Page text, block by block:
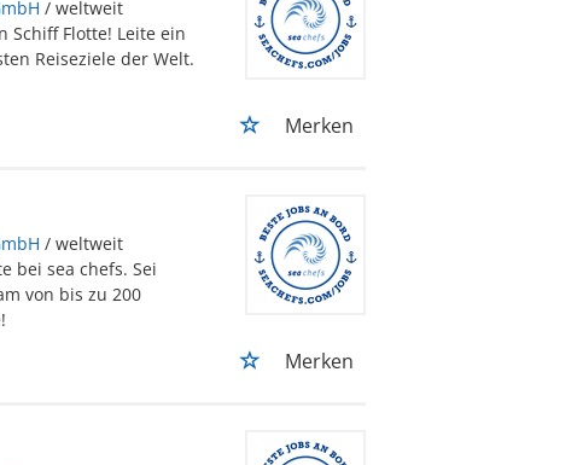
/ weltweit
Schiff Flotte! Leite ein
Reiseziele der Welt.
Merken
/ weltweit
bei sea chefs. Sei
von bis zu 200
Merken